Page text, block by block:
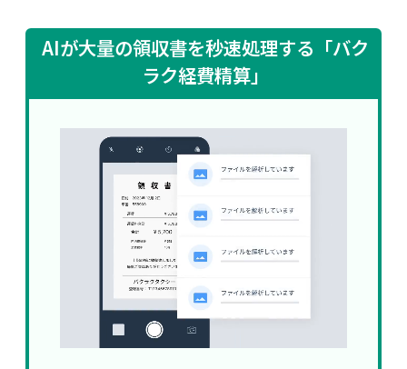
AIが大量の領収書を秒速処理する「バク
ラク経費精算」